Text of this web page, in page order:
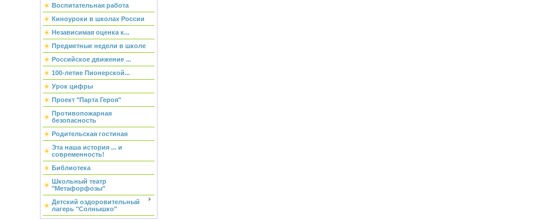
Воспитательная работа
Киноуроки в школах России
Независимая оценка к...
Предметные недели в школе
Российское движение ...
100-летие Пионерской...
Урок цифры
Проект "Парта Героя"
Противопожарная
безопасность
Родительская гостиная
Эта наша история ... и
современность!
Библиотека
Школьный театр
"Метафорфозы"
Детский оздоровительный
лагерь "Солнышко"